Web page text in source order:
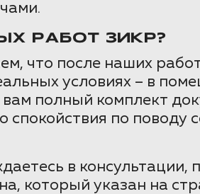
РАБОТ ЗИКР?
что после наших
условиях – в
полный комплект
по поводу
в консультации,
который указан на